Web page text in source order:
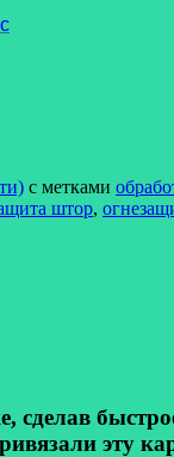
с метками
штор,
эту